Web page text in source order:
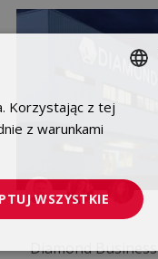
Diamond
Korzystając z tej
z warunkami
WSZYSTKIE